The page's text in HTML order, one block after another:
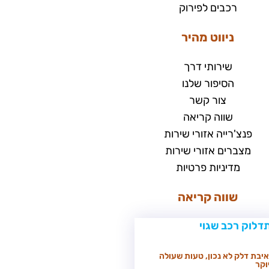
רכבים לפירוק
ניווט מהיר
שירותי דרך
הסיפור שלנו
צור קשר
שווה קריאה
פנצ'רייה אזורי שירות
מצברים אזורי שירות
מדיניות פרטיות
שווה קריאה
דלק לא נכון, טעות שעולה